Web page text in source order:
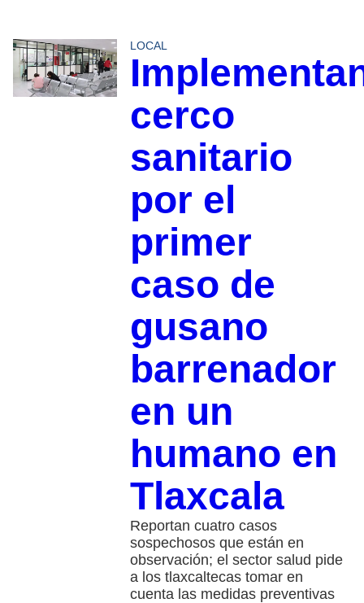
LOCAL
cerco
sanitario
por el
primer
caso de
gusano
barrenador
en un
humano en
Tlaxcala
Reportan cuatro casos
sospechosos que están en
observación; el sector salud pide
a los tlaxcaltecas tomar en
cuenta las medidas preventivas